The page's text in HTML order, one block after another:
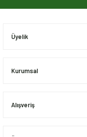
Üyelik
Kurumsal
Alışveriş